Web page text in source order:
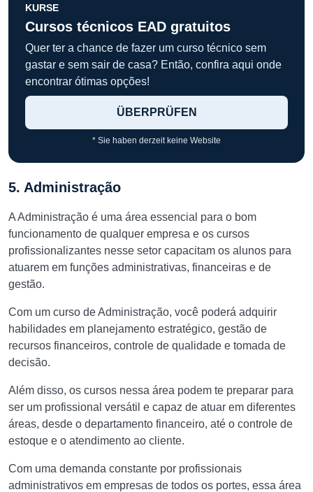
KURSE
Cursos técnicos EAD gratuitos
Quer ter a chance de fazer um curso técnico sem
gastar e sem sair de casa? Então, confira aqui onde
encontrar ótimas opções!
ÜBERPRÜFEN
* Sie haben derzeit keine Website
5. Administração
A Administração é uma área essencial para o bom
funcionamento de qualquer empresa e os cursos
profissionalizantes nesse setor capacitam os alunos para
atuarem em funções administrativas, financeiras e de
gestão.
Com um curso de Administração, você poderá adquirir
habilidades em planejamento estratégico, gestão de
recursos financeiros, controle de qualidade e tomada de
decisão.
Além disso, os cursos nessa área podem te preparar para
ser um profissional versátil e capaz de atuar em diferentes
áreas, desde o departamento financeiro, até o controle de
estoque e o atendimento ao cliente.
Com uma demanda constante por profissionais
administrativos em empresas de todos os portes, essa área